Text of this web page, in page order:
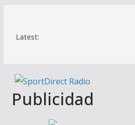
contenido
Latest:
Publicidad